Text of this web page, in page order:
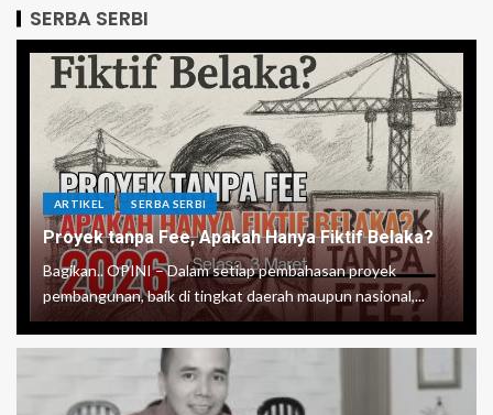
SERBA SERBI
ARTIKEL SERBA SERBI
Proyek tanpa Fee, Apakah Hanya Fiktif Belaka?
Bagikan.. OPINI – Dalam setiap pembahasan proyek
pembangunan, baik di tingkat daerah maupun nasional,...